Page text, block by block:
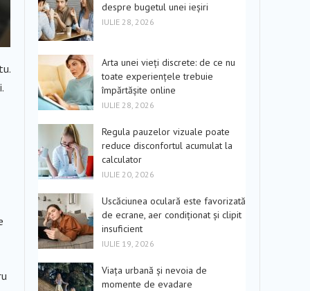
despre bugetul unei ieșiri
IULIE 28, 2026
Arta unei vieți discrete: de ce nu
toate experiențele trebuie
împărtășite online
IULIE 28, 2026
Regula pauzelor vizuale poate
reduce disconfortul acumulat la
calculator
IULIE 20, 2026
Uscăciunea oculară este favorizată
de ecrane, aer condiționat și clipit
insuficient
IULIE 19, 2026
Viața urbană și nevoia de
momente de evadare